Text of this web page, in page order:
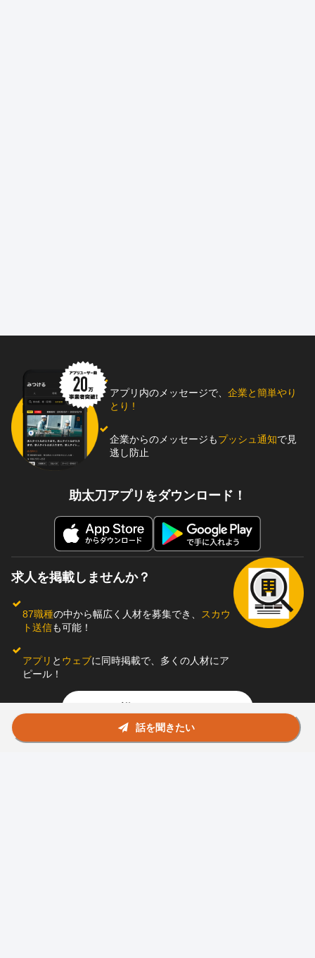
話を聞きたい
アプリ内のメッセージで、 企業と簡単やり
とり !
企業からのメッセージもプッシュ通知で見
逃し防止
助太刀アプリをダウンロード！
求人を掲載しませんか？
87職種の中から幅広く人材を募集でき、
スカウ
ト送信も可能！
アプリ と ウェブに同時掲載で、多くの人材にア
ピール！